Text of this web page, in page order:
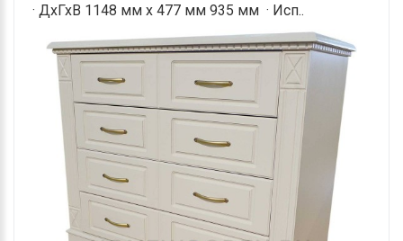
· ДхГхВ 1148 мм х 477 мм 935 мм · Исп..